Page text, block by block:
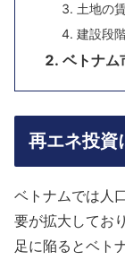
土地の
建設段
ベトナム
再エネ投資
ベトナムでは人
要が拡大してお
足に陥るとベト